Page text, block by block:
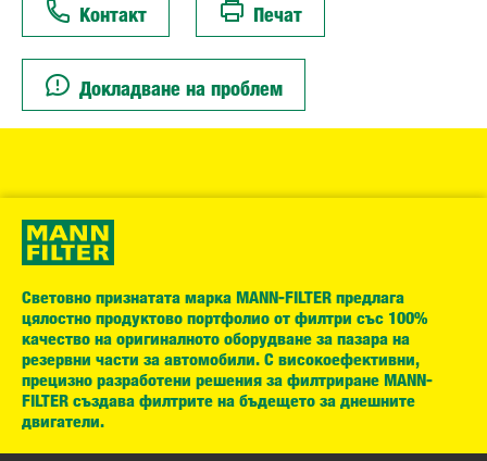
Контакт Печат
Докладване на проблем
Световно признатата марка MANN-FILTER предлага
цялостно продуктово портфолио от филтри със 100%
качество на оригиналното оборудване за пазара на
резервни части за автомобили. С високоефективни,
прецизно разработени решения за филтриране MANN-
FILTER създава филтрите на бъдещето за днешните
двигатели.